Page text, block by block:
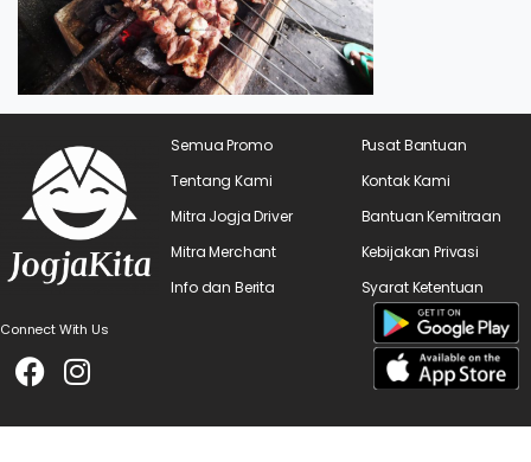
Connect With Us
Semua Promo
Tentang Kami
Mitra Jogja Driver
Mitra Merchant
Info dan Berita
Pusat Bantuan
Kontak Kami
Bantuan Kemitraan
Kebijakan Privasi
Syarat Ketentuan